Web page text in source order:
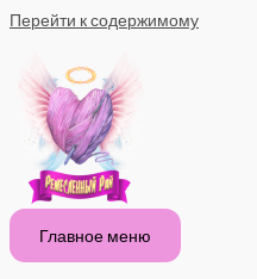
Перейти к содержимому
Главное меню